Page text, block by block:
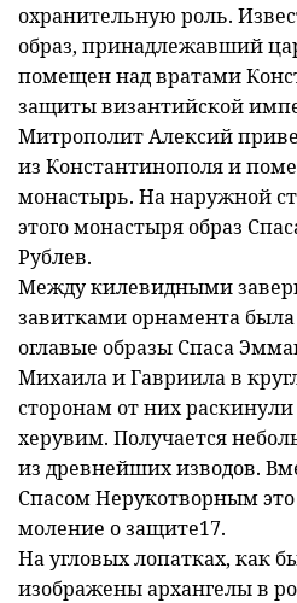
охранительную роль.
образ, принадлежавший
помещен над вратами
защиты византийской
Митрополит Алексий
из Константинополя и
монастырь. На наружной
этого монастыря образ
Рублев.
Между килевидными
завитками орнамента
оглавые образы Спаса
Михаила и Гавриила в
сторонам от них
херувим. Получается
из древнейших изводов.
Спасом Нерукотворным
моление о защите17.
На угловых лопатках, как
изображены архангелы в